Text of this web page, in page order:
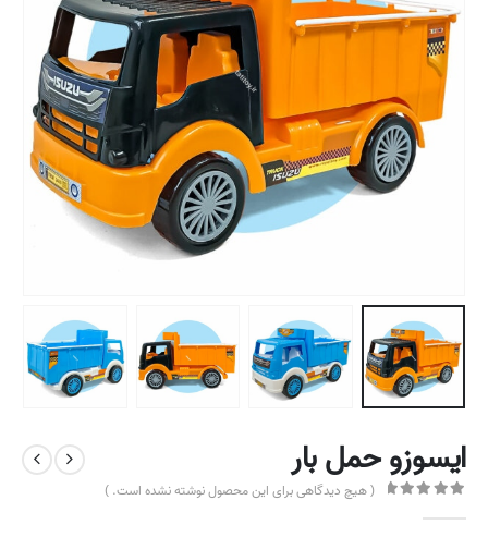
ایسوزو حمل بار
( هیچ دیدگاهی برای این محصول نوشته نشده است. )